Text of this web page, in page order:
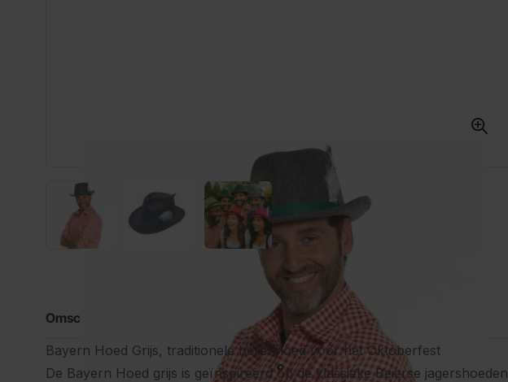
Omschrijving
Bayern Hoed Grijs, traditionele herenhoed voor het Oktoberfest
De Bayern Hoed grijs is geïnspireerd op de klassieke Beierse jagershoeden